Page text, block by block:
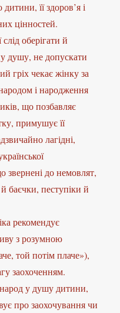
її здоров’я і
цінностей.
оберігати й
душу, не допускати
гріх чекає жінку за
і народження
що позбавляє
примушує її
лагідні,
звернені до немовлят,
баєчки, пеступіки й
рекомендує
з розумною
той потім плаче»),
заохоченням.
у душу дитини,
про заохочування чи